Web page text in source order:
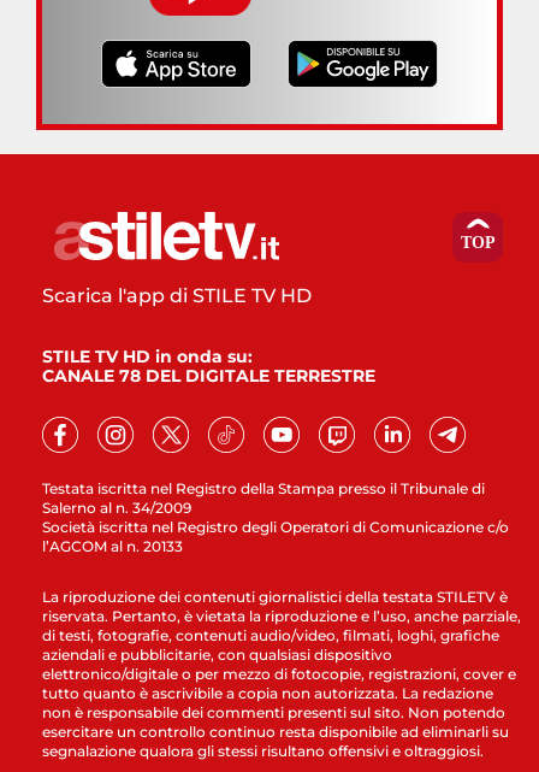
Testata iscritta nel Registro della Stampa presso il Tribunale di
Salerno al n. 34/2009
Società iscritta nel Registro degli Operatori di Comunicazione c/o
l’AGCOM al n. 20133
Scarica l'app di STILE TV HD
STILE TV HD in onda su:
CANALE 78 DEL DIGITALE TERRESTRE
La riproduzione dei contenuti giornalistici della testata STILETV è
riservata. Pertanto, è vietata la riproduzione e l’uso, anche parziale,
di testi, fotografie, contenuti audio/video, filmati, loghi, grafiche
aziendali e pubblicitarie, con qualsiasi dispositivo
elettronico/digitale o per mezzo di fotocopie, registrazioni, cover e
tutto quanto è ascrivibile a copia non autorizzata. La redazione
non è responsabile dei commenti presenti sul sito. Non potendo
esercitare un controllo continuo resta disponibile ad eliminarli su
segnalazione qualora gli stessi risultano offensivi e oltraggiosi.